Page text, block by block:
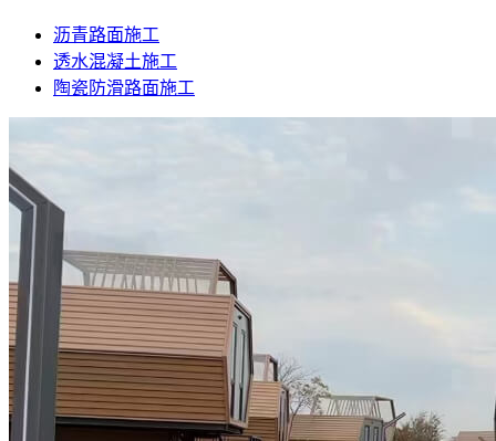
沥青路面施工
透水混凝土施工
陶瓷防滑路面施工